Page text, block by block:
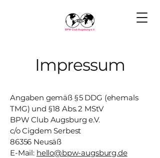
Impressum
Angaben gemäß § 5 DDG (ehemals
TMG) und § 18 Abs. 2 MStV
BPW Club Augsburg e.V.
c/o Cigdem Serbest
86356 Neusäß
E-Mail: hello@bpw-augsburg.de